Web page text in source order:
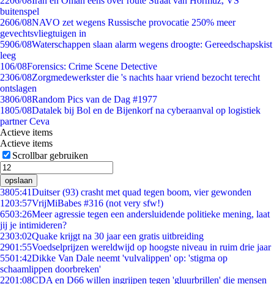
buitenspel
2606/08NAVO zet wegens Russische provocatie 250% meer
gevechtsvliegtuigen in
5906/08Waterschappen slaan alarm wegens droogte: Gereedschapskist
leeg
106/08Forensics: Crime Scene Detective
2306/08Zorgmedewerkster die 's nachts haar vriend bezocht terecht
ontslagen
3806/08Random Pics van de Dag #1977
1805/08Datalek bij Bol en de Bijenkorf na cyberaanval op logistiek
partner Ceva
Actieve items
Actieve items
Scrollbar gebruiken
opslaan
3805:41Duitser (93) crasht met quad tegen boom, vier gewonden
1203:57VrijMiBabes #316 (not very sfw!)
6503:26Meer agressie tegen een andersluidende politieke mening, laat
jij je intimideren?
2303:02Quake krijgt na 30 jaar een gratis uitbreiding
2901:55Voedselprijzen wereldwijd op hoogste niveau in ruim drie jaar
5501:42Dikke Van Dale neemt 'vulvalippen' op: 'stigma op
schaamlippen doorbreken'
2201:08CDA en D66 willen ingrijpen tegen 'gluurbrillen' die mensen